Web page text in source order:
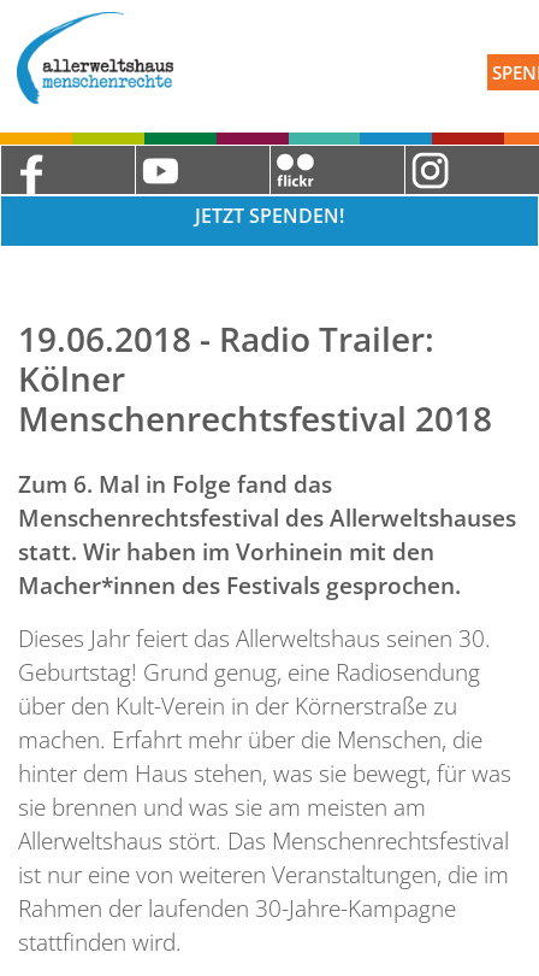
JETZT SPENDEN!
19.06.2018 - Radio Trailer:
Kölner
Menschenrechtsfestival 2018
Zum 6. Mal in Folge fand das
Menschenrechtsfestival des Allerweltshauses
statt. Wir haben im Vorhinein mit den
Macher*innen des Festivals gesprochen.
Dieses Jahr feiert das Allerweltshaus seinen 30.
Geburtstag! Grund genug, eine Radiosendung
über den Kult-Verein in der Körnerstraße zu
machen. Erfahrt mehr über die Menschen, die
hinter dem Haus stehen, was sie bewegt, für was
sie brennen und was sie am meisten am
Allerweltshaus stört. Das Menschenrechtsfestival
ist nur eine von weiteren Veranstaltungen, die im
Rahmen der laufenden 30-Jahre-Kampagne
stattfinden wird.